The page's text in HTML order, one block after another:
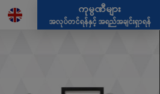
ကုမ္ပဏီများ
အလုပ်တင်ရန်နှင့် အရည်အချင်းရှာရန်